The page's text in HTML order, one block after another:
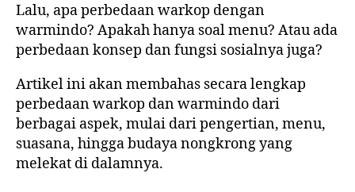
Lalu, apa perbedaan warkop dengan
warmindo? Apakah hanya soal menu? Atau ada
perbedaan konsep dan fungsi sosialnya juga?
Artikel ini akan membahas secara lengkap
perbedaan warkop dan warmindo dari
berbagai aspek, mulai dari pengertian, menu,
suasana, hingga budaya nongkrong yang
melekat di dalamnya.